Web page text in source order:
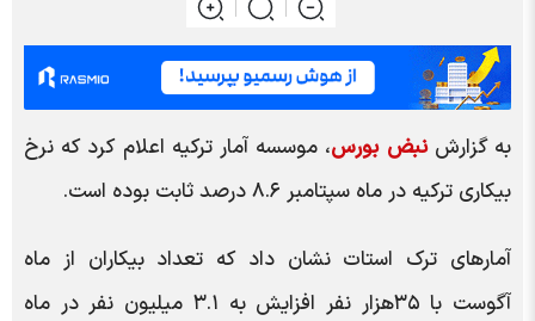
به گزارشنبض بورس، موسسه آمار ترکیه اعلام کرد که نرخ
بیکاری ترکیه در ماه سپتامبر ۸.۶ درصد ثابت بوده است.
آمارهای ترک استات نشان داد که تعداد بیکاران از ماه
آگوست با ۳۵هزار نفر افزایش به ۳.۱ میلیون نفر در ماه